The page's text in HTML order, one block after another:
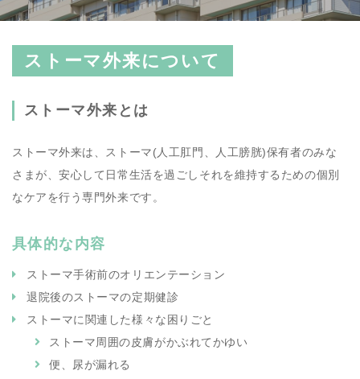
ストーマ外来について
ストーマ外来とは
ストーマ外来は、ストーマ(人工肛門、人工膀胱)保有者のみな
さまが、安心して日常生活を過ごしそれを維持するための個別
なケアを行う専門外来です。
具体的な内容
ストーマ手術前のオリエンテーション
退院後のストーマの定期健診
ストーマに関連した様々な困りごと
ストーマ周囲の皮膚がかぶれてかゆい
便、尿が漏れる